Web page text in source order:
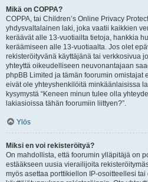
Mikä on COPPA?
COPPA, tai Children’s Online Privacy
yhdysvaltalainen laki, joka vaatii kaikkien
keräävät alle 13-vuotiailta tietoja, hankkia
keräämiseen alle 13-vuotiaalta. Jos olet
rekisteröityvänä käyttäjänä tai verkkosivua
yhteyttä oikeudelliseen neuvonantajaan
phpBB Limited ja tämän foorumin omistajat
eivät ole yhteyshenkilöitä minkäänlaisissa
kysymystä “Keneen minun tulee olla
lakiasioissa tähän foorumiin liittyen?”.
Ylös
Miksi en voi rekisteröityä?
On mahdollista, että foorumin ylläpitäjä on
estääkseen uusia vierailijoita
myös asettaa porttikiellon IP-osoitteellesi tai